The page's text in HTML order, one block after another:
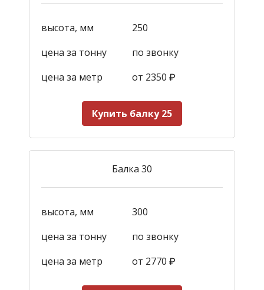
высота, мм
250
цена за тонну
по звонку
цена за метр
от 2350 ₽
Купить балку 25
Балка 30
высота, мм
300
цена за тонну
по звонку
цена за метр
от 2770 ₽